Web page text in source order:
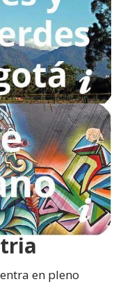
en pleno